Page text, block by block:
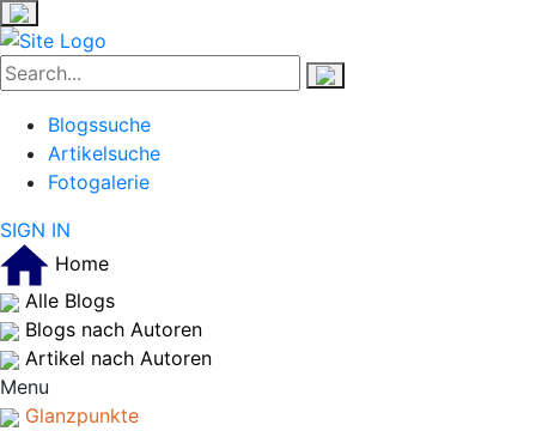
Blogssuche
Artikelsuche
Fotogalerie
SIGN IN
Home
Alle Blogs
Blogs nach Autoren
Artikel nach Autoren
Menu
Glanzpunkte